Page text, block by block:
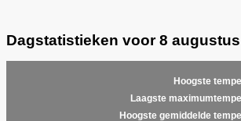
Dagstatistieken voor 8 augustus
Hoogste
Laagste
Hoogste gemiddelde